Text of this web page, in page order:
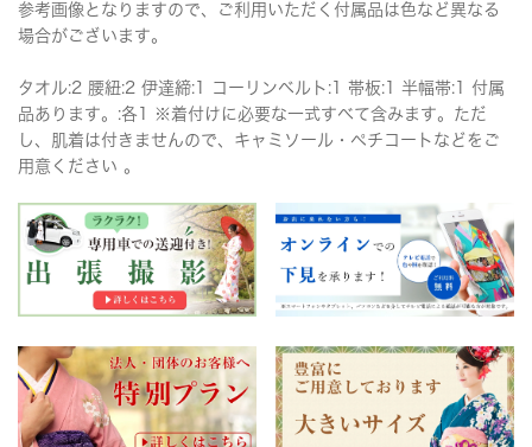
参考画像となりますので、ご利用いただく付属品は色など異なる
場合がございます。
タオル:2 腰紐:2 伊達締:1 コーリンベルト:1 帯板:1 半幅帯:1 付属
品あります。:各1 ※着付けに必要な一式すべて含みます。ただ
し、肌着は付きませんので、キャミソール・ペチコートなどをご
用意ください 。